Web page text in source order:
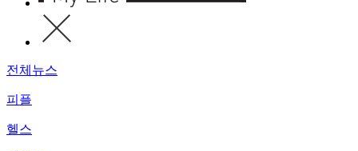
전체뉴스
피플
헬스